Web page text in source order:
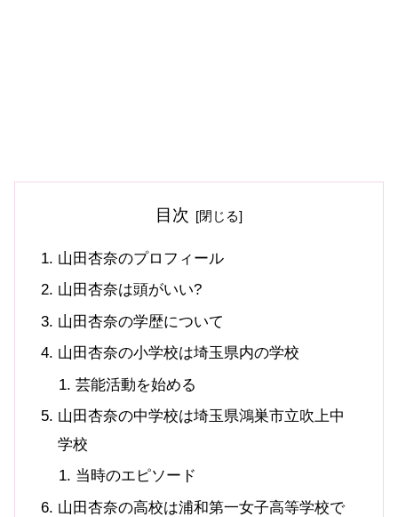
目次
山田杏奈のプロフィール
山田杏奈は頭がいい?
山田杏奈の学歴について
山田杏奈の小学校は埼玉県内の学校
芸能活動を始める
山田杏奈の中学校は埼玉県鴻巣市立吹上中
学校
当時のエピソード
山田杏奈の高校は浦和第一女子高等学校で